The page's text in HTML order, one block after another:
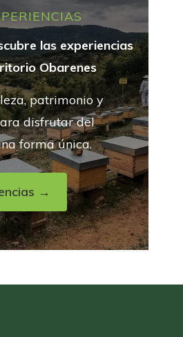
las experiencias
Obarenes
patrimonio y
disfrutar del
forma única.
→